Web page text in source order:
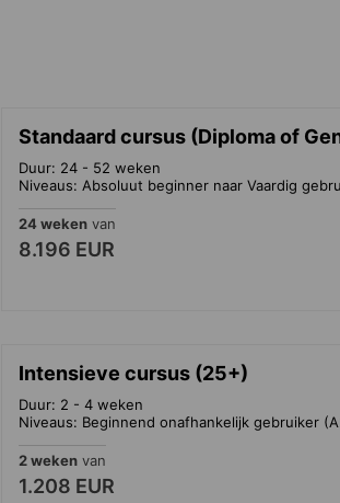
Standaard cursus (Diploma of
Duur: 24 - 52 weken
Niveaus: Absoluut beginner naar Vaardig
24 weken van
8.196 EUR
Intensieve cursus (25+)
Duur: 2 - 4 weken
Niveaus: Beginnend onafhankelijk gebruiker
2 weken van
1.208 EUR